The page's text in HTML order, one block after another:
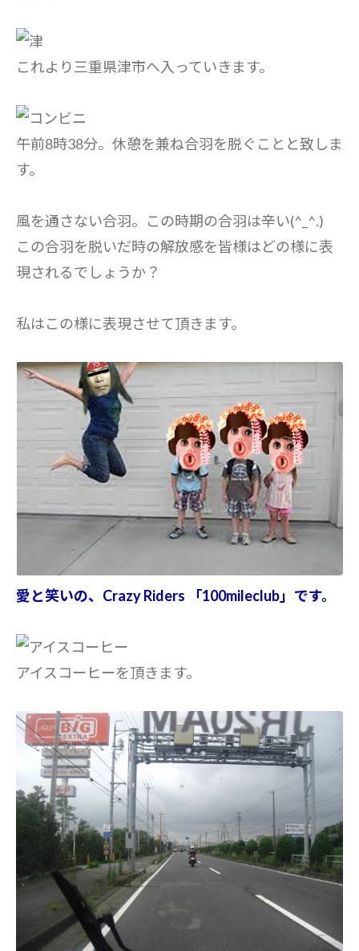
これより三重県津市へ入っていきます。
午前8時38分。休憩を兼ね合羽を脱ぐことと致しま
す。
風を通さない合羽。この時期の合羽は辛い(^_^.)
この合羽を脱いだ時の解放感を皆様はどの様に表
現されるでしょうか？
私はこの様に表現させて頂きます。
愛と笑いの、Crazy Riders 「100mileclub」です。
アイスコーヒーを頂きます。